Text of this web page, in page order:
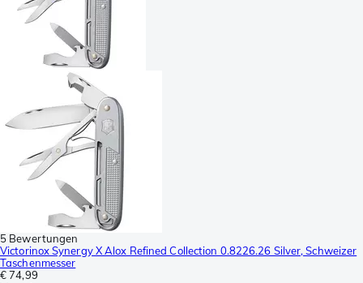
5 Bewertungen
Victorinox Synergy X Alox Refined Collection 0.8226.26 Silver, Schweizer
Taschenmesser
€ 74,99